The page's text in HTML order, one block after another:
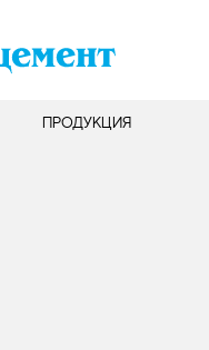
ПРОДУКЦИЯ